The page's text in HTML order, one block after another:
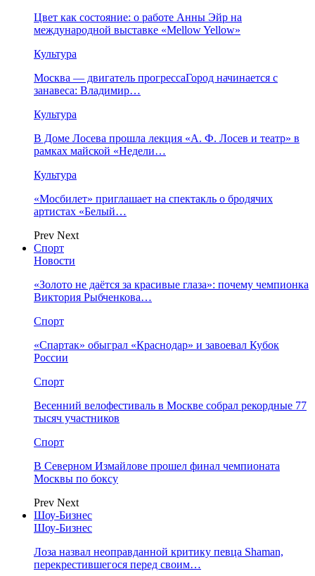
Цвет как состояние: о работе Анны Эйр на
международной выставке «Mellow Yellow»
Культура
Москва — двигатель прогрессаГород начинается с
занавеса: Владимир…
Культура
В Доме Лосева прошла лекция «А. Ф. Лосев и театр» в
рамках майской «Недели…
Культура
«Мосбилет» приглашает на спектакль о бродячих
артистах «Белый…
Prev Next
Спорт
Новости
«Золото не даётся за красивые глаза»: почему чемпионка
Виктория Рыбченкова…
Спорт
«Спартак» обыграл «Краснодар» и завоевал Кубок
России
Спорт
Весенний велофестиваль в Москве собрал рекордные 77
тысяч участников
Спорт
В Северном Измайлове прошел финал чемпионата
Москвы по боксу
Prev Next
Шоу-Бизнес
Шоу-Бизнес
Лоза назвал неоправданной критику певца Shaman,
перекрестившегося перед своим…